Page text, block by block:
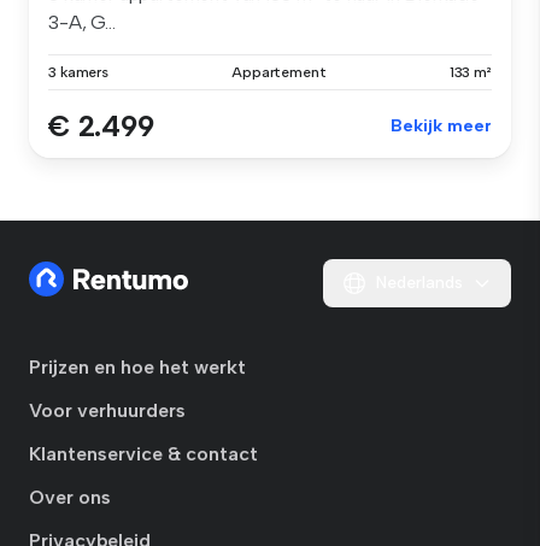
3-A, G...
3 kamers Appartement 133 m²
€ 2.499 Bekijk meer
Prijzen en hoe het werkt
Voor verhuurders
Klantenservice & contact
Over ons
Privacybeleid